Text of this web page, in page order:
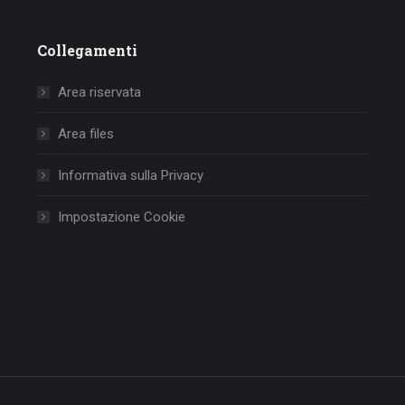
Collegamenti
Area riservata
Area files
Informativa sulla Privacy
Impostazione Cookie